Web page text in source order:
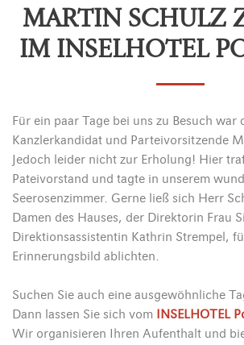
MARTIN SCHULZ
IM INSELHOTEL
Für ein paar Tage bei uns zu Besuch war
Kanzlerkandidat und Parteivorsitzende
Jedoch leider nicht zur Erholung! Hier
Pateivorstand und tagte in unserem
Seerosenzimmer. Gerne ließ sich Herr
Damen des Hauses, der Direktorin Frau
Direktionsassistentin Kathrin Strempel,
Erinnerungsbild ablichten.
Suchen Sie auch eine ausgewöhnliche
Dann lassen Sie sich vom INSELHOTEL
Wir organisieren Ihren Aufenthalt und